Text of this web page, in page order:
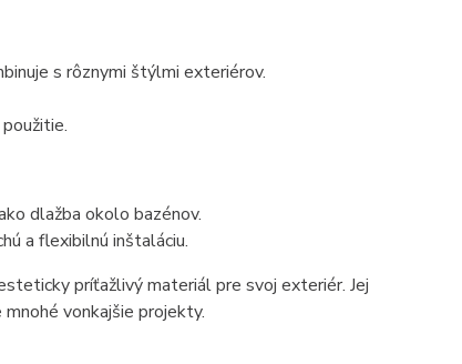
s rôznymi štýlmi exteriérov.
dlažba okolo bazénov.
a flexibilnú inštaláciu.
príťažlivý materiál pre svoj exteriér. Jej
vonkajšie projekty.